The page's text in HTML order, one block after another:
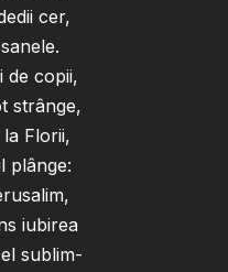
cer,
de copii,
strânge,
Florii,
plânge:
iubirea
sublim-